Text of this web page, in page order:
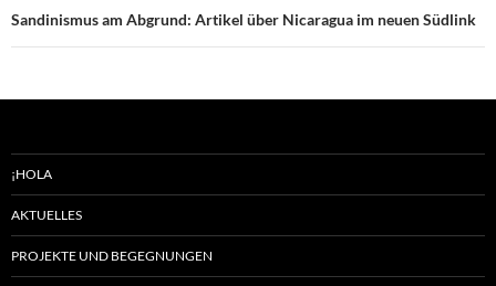
Sandinismus am Abgrund: Artikel über Nicaragua im neuen Südlink
¡HOLA
AKTUELLES
PROJEKTE UND BEGEGNUNGEN